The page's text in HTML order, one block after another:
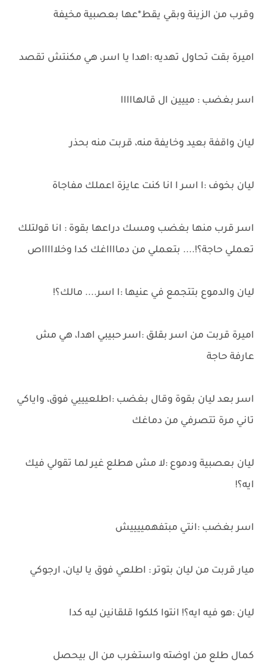
وقرب من الزينة وبقي يقط*عها بعصبية مخيفة
اميرة بقت تحاول تهديه :اهدا يا اسر، هي مكنتش تقصد
اسر بغضب : مييين ال قالهااااا
ليان واقفة بعيد وخايفة منه، قربت منه بحذر
ليان بخوف :ا اسر ا انا كنت عايزة اعملك مفاجاة
اسر قرب منها بغضب ومسك دراعها بقوة : انا قولتلك
تعملي حاجة؟!.... بتعملي من دمااااغك كدا وخلاااااص
ليان والدموع بتتجمع في عنيها :ا اسر.... مالك؟!
اميرة قربت من اسر بقلق :اسر حبيبي اهدا، هي مش
عارفة حاجة
اسر بعد ليان بقوة وقال بغضب :اطلعيييي فوق، واياكي
تاني مرة تتصرفي من دماغك
ليان بعصبية ودموع :لا مش هطلع غير لما تقولي فيك
ايه؟!
اسر بغضب :انتي مبتفهمييييش
ميار قربت من ليان بتوتر : اطلعي فوق يا ليان، ارجوكي
ليان :هو فيه ايه؟! انتوا كلكوا قلقانين ليه كدا
كمال طلع من اوضته واستغرب من ال بيحصل